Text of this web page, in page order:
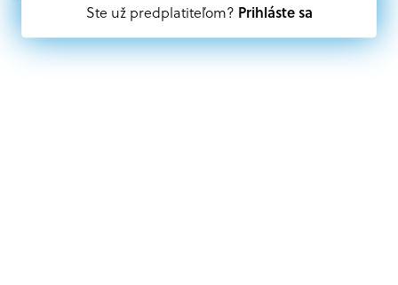
Oprávnení partneri:
Akákoľvek právnická osoba, t. j. verejný alebo súkromný
Ste už predplatiteľom? Prihláste sa